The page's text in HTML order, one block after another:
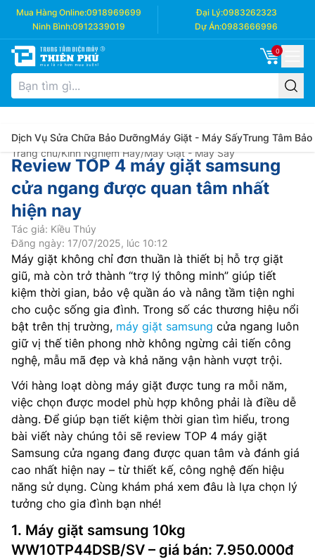
Mua Hàng Online:0918969699 Đại Lý:0983262323
Ninh Bình:0912339019 Dự Án:0983666996
0
Dịch Vụ Sửa Chữa Bảo DưỡngMáy Giặt - Máy SấyTrung Tâm Bảo
Trang chủ/Kinh Nghiệm Hay/Máy Giặt - Máy Sấy
Review TOP 4 máy giặt samsung
cửa ngang được quan tâm nhất
hiện nay
Tác giả: Kiều Thúy
Đăng ngày: 17/07/2025, lúc 10:12
Máy giặt không chỉ đơn thuần là thiết bị hỗ trợ giặt
giũ, mà còn trở thành “trợ lý thông minh” giúp tiết
kiệm thời gian, bảo vệ quần áo và nâng tầm tiện nghi
cho cuộc sống gia đình. Trong số các thương hiệu nổi
bật trên thị trường, máy giặt samsung cửa ngang luôn
giữ vị thế tiên phong nhờ không ngừng cải tiến công
nghệ, mẫu mã đẹp và khả năng vận hành vượt trội.
Với hàng loạt dòng máy giặt được tung ra mỗi năm,
việc chọn được model phù hợp không phải là điều dễ
dàng. Để giúp bạn tiết kiệm thời gian tìm hiểu, trong
bài viết này chúng tôi sẽ review TOP 4 máy giặt
Samsung cửa ngang đang được quan tâm và đánh giá
cao nhất hiện nay – từ thiết kế, công nghệ đến hiệu
năng sử dụng. Cùng khám phá xem đâu là lựa chọn lý
tưởng cho gia đình bạn nhé!
1. Máy giặt samsung 10kg
WW10TP44DSB/SV – giá bán: 7.950.000đ